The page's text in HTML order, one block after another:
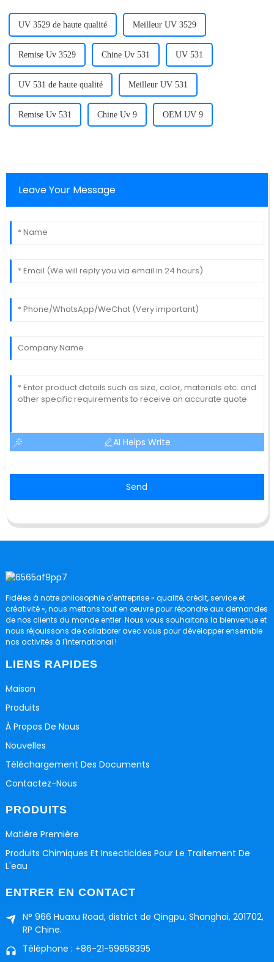
UV 3529 de haute qualité Meilleur UV 3529
Remise Uv 3529 Chine Uv 531 UV 531
UV 531 de haute qualité Meilleur UV 531
Remise Uv 531 Chine Uv 9 OEM UV 9
Leave Your Message
AI Helps Write
Send
Fidèles à notre philosophie d'entreprise « qualité, crédit, service et
créativité », nous mettons tout en œuvre pour répondre aux demandes
de nos clients du monde entier. Nous vous souhaitons la bienvenue et
nous réjouissons de collaborer avec vous pour développer ensemble
nos activités à l'international !
LIENS RAPIDES
Maison
Produits
À Propos De Nous
Nouvelles
Téléchargement Des Documents
Contactez-Nous
PRODUITS
Matière Première
Produits Chimiques Et Insecticides Pour Le Traitement De
L'eau
ENTRER EN CONTACT
N° 966 Huaxu Road, district de Qingpu, Shanghai, 201702,
RP Chine.
Téléphone : +86-21-59858395